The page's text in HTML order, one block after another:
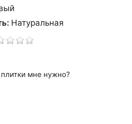
Натуральная
мне нужно?